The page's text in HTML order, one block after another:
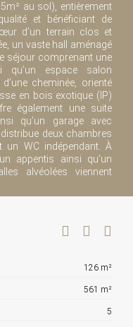
au sol), entièrement
et bénéficiant de
d’un terrain clos et
un vaste hall aménagé
séjour comprenant une
qu’un espace salon
cheminée, orienté
en bois exotique (IP)
également une suite
qu’un garage avec
distribue deux chambres
un WC indépendant. À
appentis ainsi qu’un
alvéolées viennent
126 m²
561 m²
5